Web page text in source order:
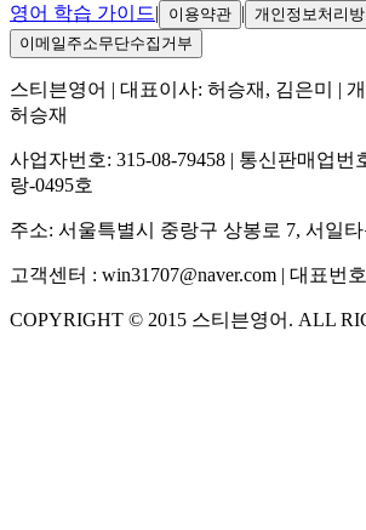
영어 학습 가이드| 이용약관 | 개인정보처리방
이메일주소무단수집거부
스티븐영어 | 대표이사: 허승재, 김은미
|
허승재
사업자번호: 315-08-79458 | 통신판매업번
랑-0495호
주소: 서울특별시 중랑구 상봉로 7, 서일
고객센터 : win31707@naver.com | 대표번호
COPYRIGHT © 2015 스티븐영어 . ALL